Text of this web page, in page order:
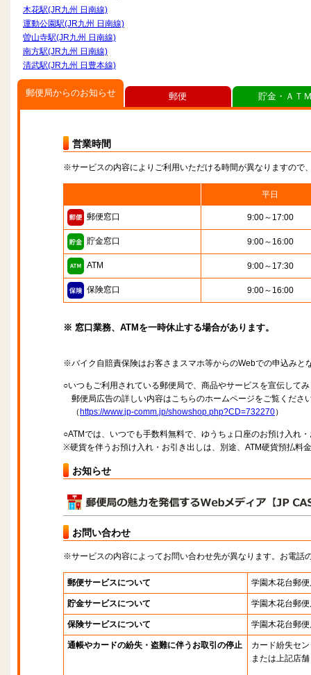
木花駅(JR九州 日南線)
運動公園駅(JR九州 日南線)
曽山寺駅(JR九州 日南線)
南方駅(JR九州 日南線)
清武駅(JR九州 日豊本線)
郵便局からのお知らせ
営業時間
※サービスの内容によりご利用いただける時間が異なりますので
平日
郵便窓口 9:00～17:00
貯金窓口 9:00～16:00
ATM 9:00～17:30
保険窓口 9:00～16:00
※ 窓口業務、ATMを一時休止する場合があります。
※バイク自賠責保険はお客さまスマホ等からのWebでの申込みと
○いつもご利用されている郵便局で、商品やサービスを宣伝して
郵便局広告の詳しい内容はこちらのホームページをご覧くださ
（ https://www.jp-comm.jp/showshop.php?CD=732270）
○ATMでは、いつでも手数料無料で、ゆうちょ口座のお預け入れ
※硬貨を伴うお預け入れ・お引き出しは、別途、ATM硬貨預払料
お知らせ
お問い合わせ
※サービスの内容によってお問い合わせ先が異なります。お電話
郵便サービスについて 学園木花台郵
貯金サービスについて 学園木花台郵
保険サービスについて 学園木花台郵
通帳やカードの紛失・盗難に伴うお取引の停止
カード紛失セ
または上記店舗
郵便 貯金・ＡＴ